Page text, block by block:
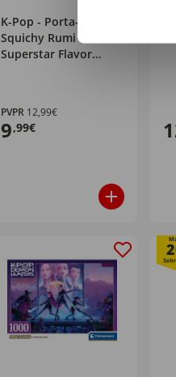
K-Pop - Porta-chaves
Squichy Rumi
Superstar Flavor
PVPR 12,99€
9,99€